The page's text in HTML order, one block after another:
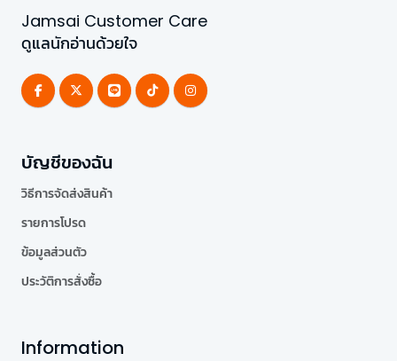
Jamsai Customer Care
ดูแลนักอ่านด้วยใจ
บัญชีของฉัน
วิธีการจัดส่งสินค้า
รายการโปรด
ข้อมูลส่วนตัว
ประวัติการสั่งซื้อ
Information